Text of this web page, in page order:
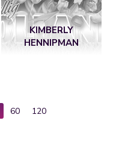
KIMBERLY
HENNIPMAN
60 120